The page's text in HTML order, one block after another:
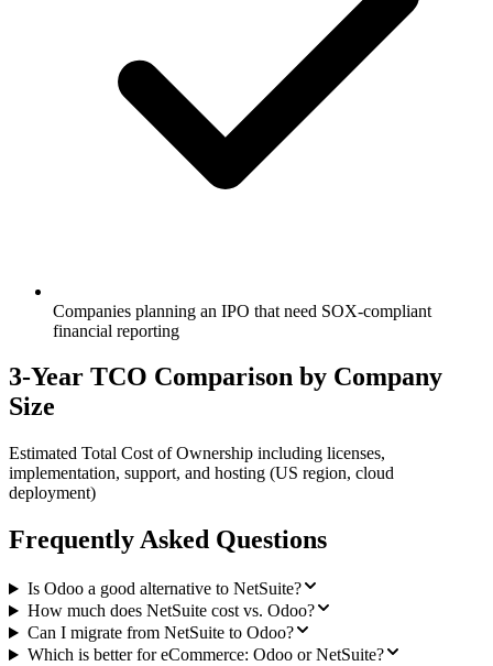
Companies planning an IPO that need SOX-compliant
financial reporting
3-Year TCO Comparison by Company
Size
Estimated Total Cost of Ownership including licenses,
implementation, support, and hosting (US region, cloud
deployment)
Frequently Asked Questions
Is Odoo a good alternative to NetSuite?
How much does NetSuite cost vs. Odoo?
Can I migrate from NetSuite to Odoo?
Which is better for eCommerce: Odoo or NetSuite?